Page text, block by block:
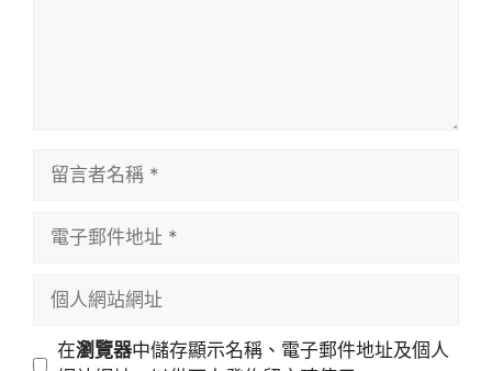
址 在瀏覽器中儲存顯示名稱、電子郵件地址及個人